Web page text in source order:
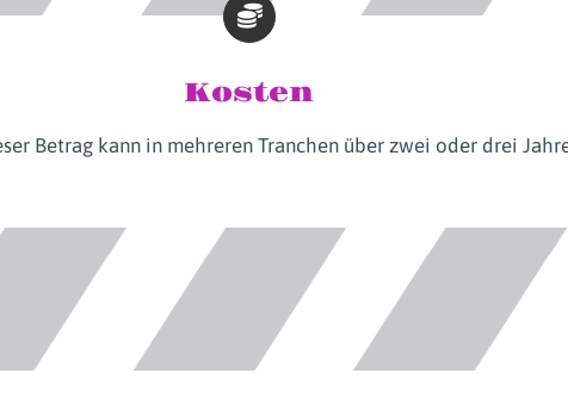
Kosten
Betrag kann in mehreren Tranchen über zwei oder drei